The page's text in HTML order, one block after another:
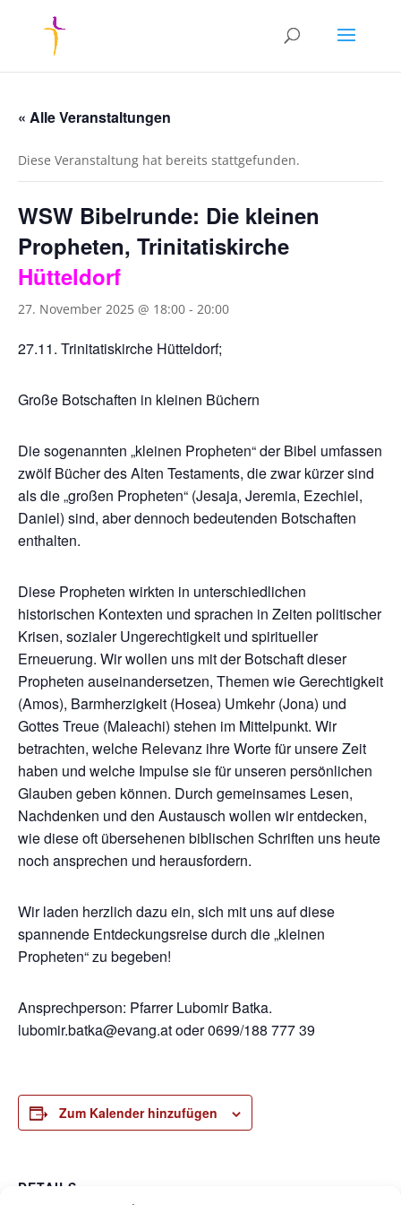
« Alle Veranstaltungen
Diese Veranstaltung hat bereits stattgefunden.
WSW Bibelrunde: Die kleinen
Propheten, Trinitatiskirche
Hütteldorf
27. November 2025 @ 18:00 - 20:00
27.11. Trinitatiskirche Hütteldorf;
Große Botschaften in kleinen Büchern
Die sogenannten „kleinen Propheten“ der Bibel umfassen
zwölf Bücher des Alten Testaments, die zwar kürzer sind
als die „großen Propheten“ (Jesaja, Jeremia, Ezechiel,
Daniel) sind, aber dennoch bedeutenden Botschaften
enthalten.
Diese Propheten wirkten in unterschiedlichen
historischen Kontexten und sprachen in Zeiten politischer
Krisen, sozialer Ungerechtigkeit und spiritueller
Erneuerung. Wir wollen uns mit der Botschaft dieser
Propheten auseinandersetzen, Themen wie Gerechtigkeit
(Amos), Barmherzigkeit (Hosea) Umkehr (Jona) und
Gottes Treue (Maleachi) stehen im Mittelpunkt. Wir
betrachten, welche Relevanz ihre Worte für unsere Zeit
haben und welche Impulse sie für unseren persönlichen
Glauben geben können. Durch gemeinsames Lesen,
Nachdenken und den Austausch wollen wir entdecken,
wie diese oft übersehenen biblischen Schriften uns heute
noch ansprechen und herausfordern.
Wir laden herzlich dazu ein, sich mit uns auf diese
spannende Entdeckungsreise durch die „kleinen
Propheten“ zu begeben!
Ansprechperson: Pfarrer Lubomir Batka.
lubomir.batka@evang.at oder 0699/188 777 39
Zum Kalender hinzufügen
DETAILS